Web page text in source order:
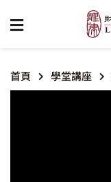
首頁 學堂講座